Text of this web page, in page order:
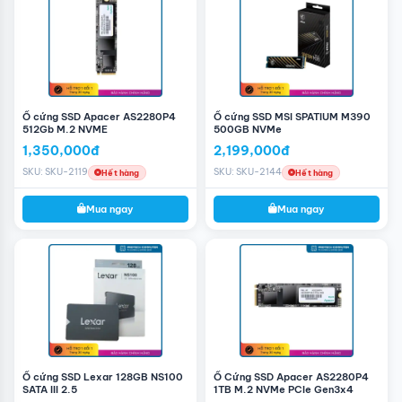
Với giao tiếp SATA 3, SSD Samsung 870 EVOdễ dàng
Ổ cứng SSD Apacer AS2280P4
512Gb M.2 NVME
1,350,000đ
SKU: SKU-2119 Hết hàng
Mua ngay
Ổ cứng SSD MSI SPATIUM M390
500GB NVMe
2,199,000đ
SKU: SKU-2144 Hết hàng
Mua ngay
Ổ cứng SSD Lexar 128GB NS100
SATA III 2.5
Ổ Cứng SSD Apacer AS2280P4
1TB M.2 NVMe PCIe Gen3x4